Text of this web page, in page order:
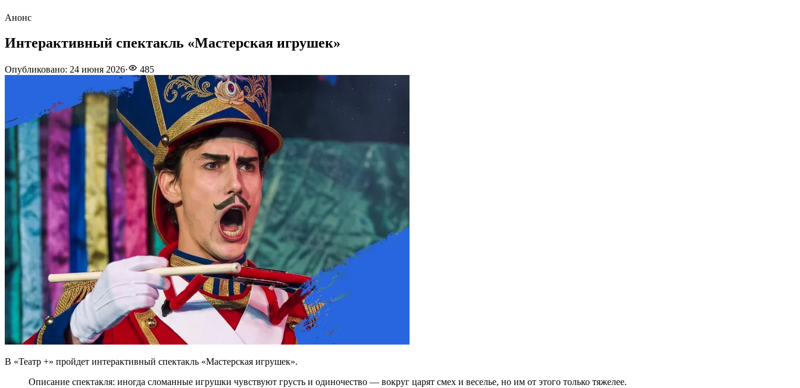
Анонс
Интерактивный спектакль «Мастерская игрушек»
Опубликовано: 24 июня 2026· 485
В «Театр +» пройдет интерактивный спектакль «Мастерская игрушек».
Описание спектакля: иногда сломанные игрушки чувствуют грусть и одиночество — вокруг царят смех и веселье, но им от этого только тяжелее.